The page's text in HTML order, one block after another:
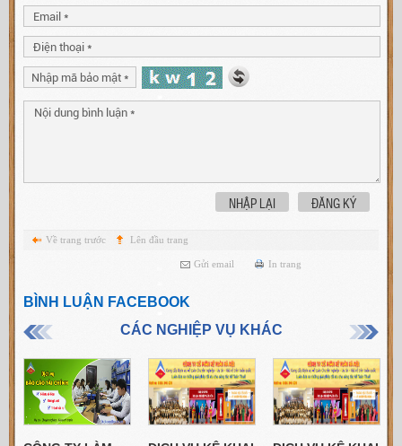
ĐĂNG KÝ
NHẬP LẠI
Về trang trước Lên đầu trang
Gửi email In trang
BÌNH LUẬN FACEBOOK
CÁC NGHIỆP VỤ KHÁC